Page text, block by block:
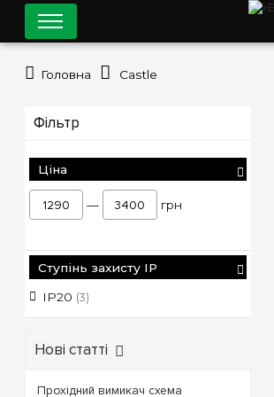
Фільтр
Ціна
— грн
Ступінь захисту IP
IP20 (3)
Нові статті
Прохідний вимикач схема
Головна Castle